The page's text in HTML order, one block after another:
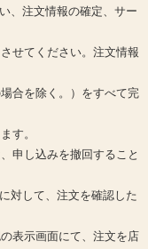
、注文情報の確定、サー
せてください。注文情報
合を除く。）をすべて完
す。
申し込みを撤回すること
対して、注文を確認した
表示画面にて、注文を店